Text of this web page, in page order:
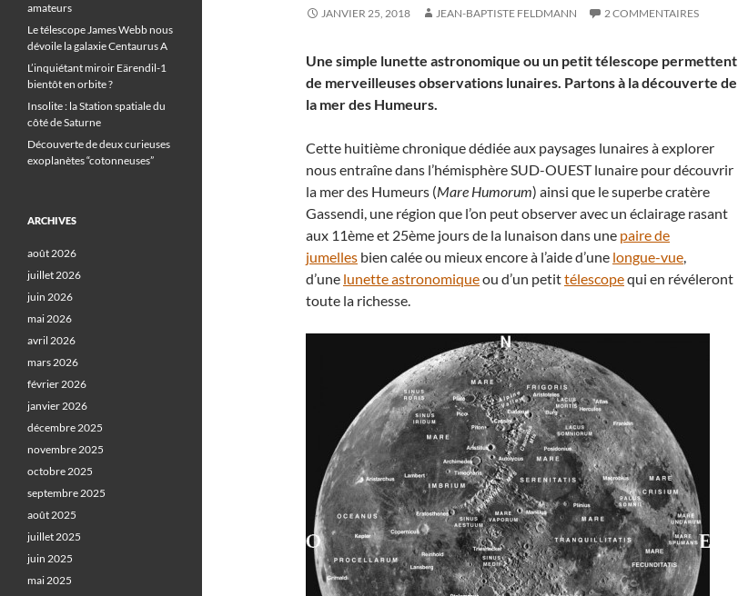
JANVIER 25, 2018 JEAN-BAPTISTE FELDMANN 2 COMMENTAIRES
Une simple lunette astronomique ou un petit télescope permettent
de merveilleuses observations lunaires. Partons à la découverte de
la mer des Humeurs.
Cette huitième chronique dédiée aux paysages lunaires à explorer
nous entraîne dans l’hémisphère SUD-OUEST lunaire pour découvrir
la mer des Humeurs (Mare Humorum) ainsi que le superbe cratère
Gassendi, une région que l’on peut observer avec un éclairage rasant
aux 11ème et 25ème jours de la lunaison dans une paire de
jumelles bien calée ou mieux encore à l’aide d’une longue-vue,
d’une lunette astronomiqueou d’un petittélescopequi en révéleront
toute la richesse.
amateurs
Le télescope James Webb nous
dévoile la galaxie Centaurus A
L’inquiétant miroir Eärendil-1
bientôt en orbite ?
Insolite : la Station spatiale du
côté de Saturne
Découverte de deux curieuses
exoplanètes “cotonneuses”
ARCHIVES
août 2026
juillet 2026
juin 2026
mai 2026
avril 2026
mars 2026
février 2026
janvier 2026
décembre 2025
novembre 2025
octobre 2025
septembre 2025
août 2025
juillet 2025
juin 2025
mai 2025